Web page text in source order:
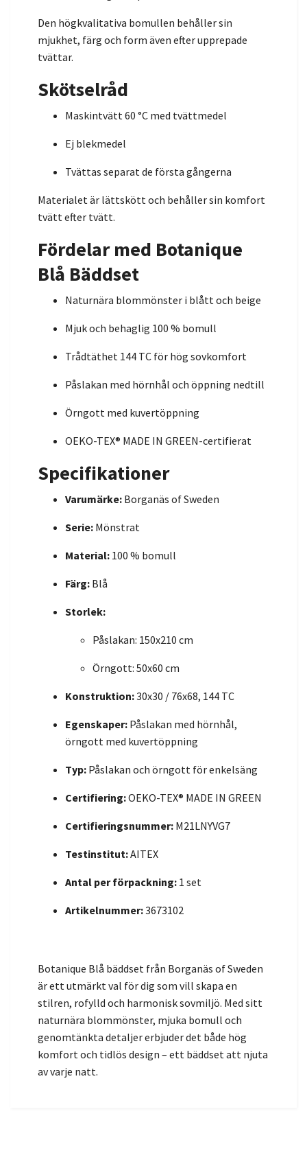
Den högkvalitativa bomullen behåller sin
mjukhet, färg och form även efter upprepade
tvättar.
Skötselråd
Maskintvätt 60 °C med tvättmedel
Ej blekmedel
Tvättas separat de första gångerna
Materialet är lättskött och behåller sin komfort
tvätt efter tvätt.
Fördelar med Botanique
Blå Bäddset
Naturnära blommönster i blått och beige
Mjuk och behaglig 100 % bomull
Trådtäthet 144 TC för hög sovkomfort
Påslakan med hörnhål och öppning nedtill
Örngott med kuvertöppning
OEKO-TEX® MADE IN GREEN-certifierat
Specifikationer
Varumärke: Borganäs of Sweden
Serie: Mönstrat
Material: 100 % bomull
Färg: Blå
Storlek:
Påslakan: 150x210 cm
Örngott: 50x60 cm
Konstruktion:30x30 / 76x68, 144 TC
Egenskaper: Påslakan med hörnhål,
örngott med kuvertöppning
Typ: Påslakan och örngott för enkelsäng
Certifiering:OEKO-TEX® MADE IN GREEN
Certifieringsnummer: M21LNYVG7
Testinstitut:AITEX
Antal per förpackning: 1 set
Artikelnummer:3673102
Botanique Blå bäddset från Borganäs of Sweden
är ett utmärkt val för dig som vill skapa en
stilren, rofylld och harmonisk sovmiljö. Med sitt
naturnära blommönster, mjuka bomull och
genomtänkta detaljer erbjuder det både hög
komfort och tidlös design – ett bäddset att njuta
av varje natt.